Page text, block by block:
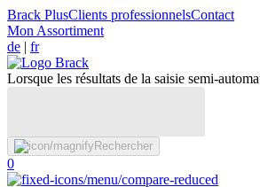
Brack PlusClients professionnelsContact
Mon Assortiment
de | fr
Lorsque les résultats de la saisie semi-
Rechercher
0